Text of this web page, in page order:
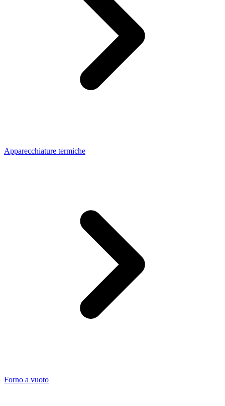
Apparecchiature termiche
Forno a vuoto